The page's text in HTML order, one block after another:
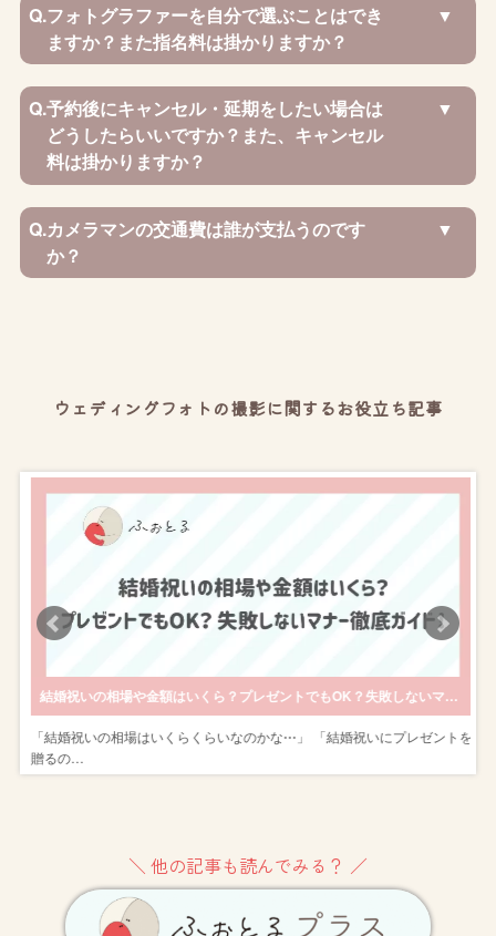
Q.フォトグラファーを自分で選ぶことはでき
ますか？また指名料は掛かりますか？
Q.予約後にキャンセル・延期をしたい場合は
どうしたらいいですか？また、キャンセル
料は掛かりますか？
Q.カメラマンの交通費は誰が支払うのです
か？
ウェディングフォトの撮影に関するお役立ち記事
結婚祝いの相場や金額はいくら？プレゼントでもOK？失敗しないマナー徹底ガイド！
「結婚祝いの相場はいくらくらいなのかな⋯」 「結婚祝いにプレゼントを
贈るの…
＼ 他の記事も読んでみる？ ／